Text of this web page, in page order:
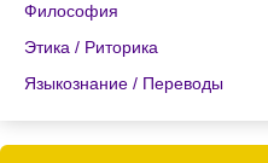
Философия
Этика / Риторика
Языкознание / Переводы